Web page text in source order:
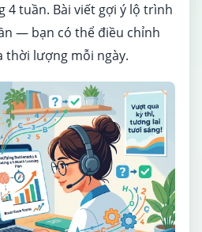
tuần. Bài viết gợi ý lộ trình
— bạn có thể điều chỉnh
thời lượng mỗi ngày.